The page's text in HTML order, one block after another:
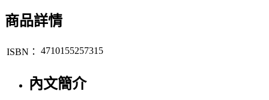
商品詳情
ISBN： 4710155257315
內文簡介